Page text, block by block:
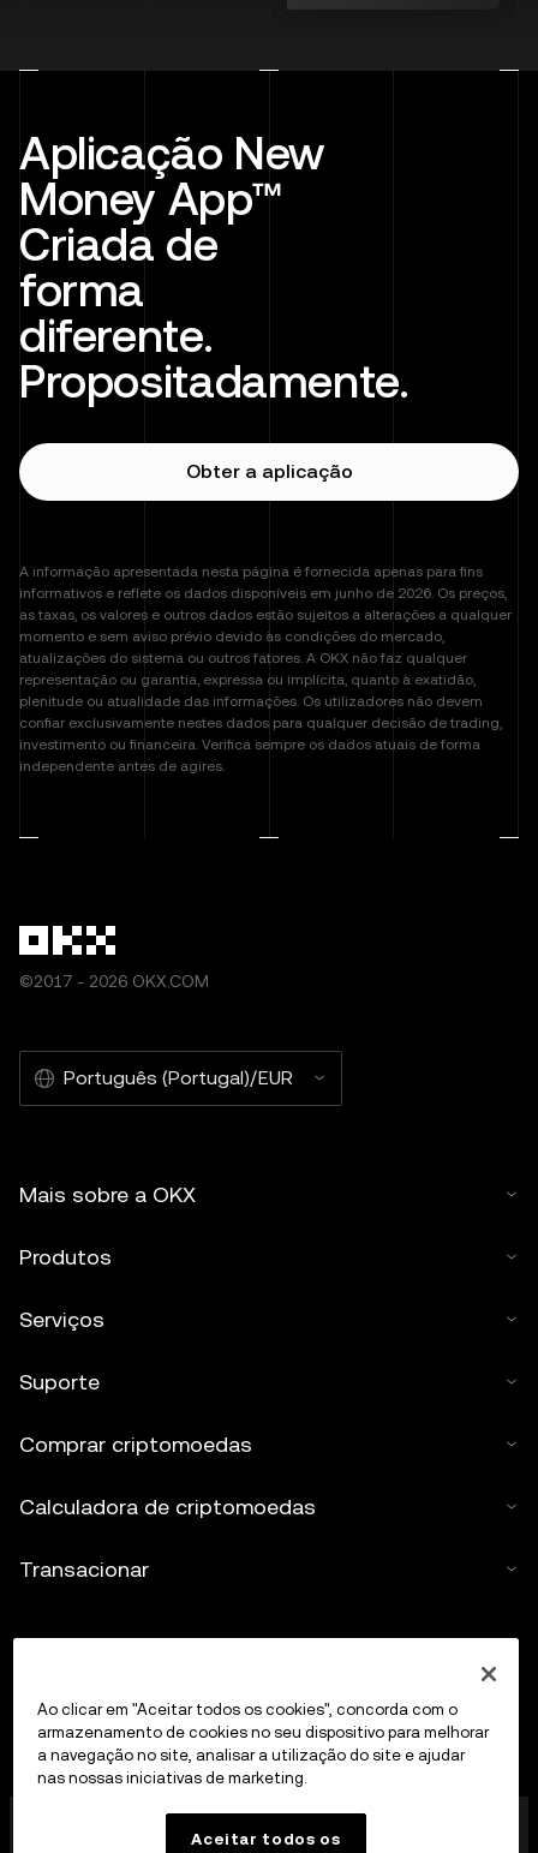
Aplicação New
Money App™
Criada de
forma
diferente.
Propositadamente.
Obter a aplicação
A informação apresentada nesta página é fornecida apenas para fins
informativos e reflete os dados disponíveis em junho de 2026. Os preços,
as taxas, os valores e outros dados estão sujeitos a alterações a qualquer
momento e sem aviso prévio devido às condições do mercado,
atualizações do sistema ou outros fatores. A OKX não faz qualquer
representação ou garantia, expressa ou implícita, quanto à exatidão,
plenitude ou atualidade das informações. Os utilizadores não devem
confiar exclusivamente nestes dados para qualquer decisão de trading,
investimento ou financeira. Verifica sempre os dados atuais de forma
independente antes de agires.
©2017 - 2026 OKX.COM
Português (Portugal)/EUR
Mais sobre a OKX
Produtos
Serviços
Suporte
Comprar criptomoedas
Calculadora de criptomoedas
Transacionar
A OKX Europe Limited, que opera sob o nome
comercial OKX, é agora uma plataforma de trading de
Ao clicar em "Aceitar todos os cookies", concorda com o
armazenamento de cookies no seu dispositivo para melhorar
a navegação no site, analisar a utilização do site e ajudar
nas nossas iniciativas de marketing.
Aceitar todos os